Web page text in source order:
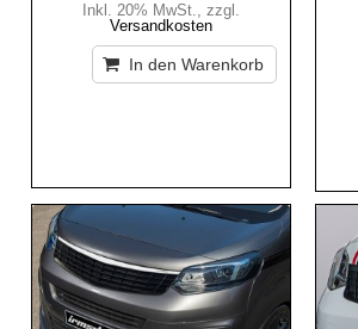
Inkl. 20% MwSt.,zzgl.
Versandkosten
In den Warenkorb